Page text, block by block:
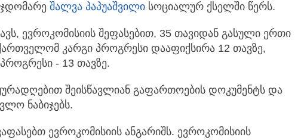
შალვა პაპუაშვილი სოციალურ ქსელში წერს.
ევროკომისიის შეფასებით, 35 თავიდან გასული ერთი
კარგი პროგრესი დააფიქსირა 12 თავზე,
- 13 თავზე.
შეისწავლიან გაფართოების დოკუმენტს და
ნაბიჯებს.
ევროკომისიის ანგარიშს. ევროკომისიის